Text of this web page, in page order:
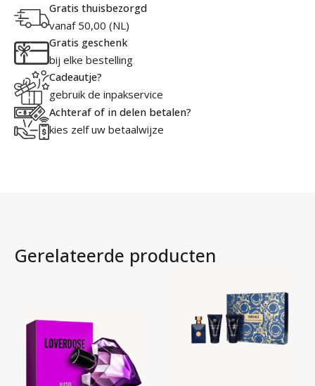
Gratis thuisbezorgd
vanaf 50,00 (NL)
Gratis geschenk
bij elke bestelling
Cadeautje?
gebruik de inpakservice
Achteraf of in delen betalen?
kies zelf uw betaalwijze
Gerelateerde producten